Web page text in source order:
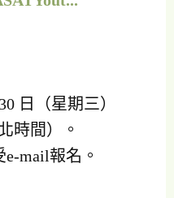
日（星期三）
時間）。
mail報名。